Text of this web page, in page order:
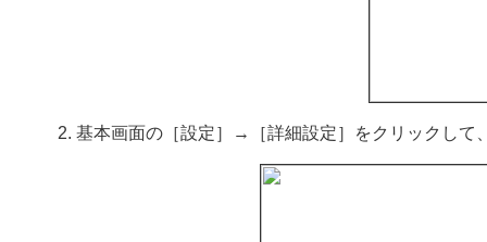
基本画面の［設定］→［詳細設定］をクリックして